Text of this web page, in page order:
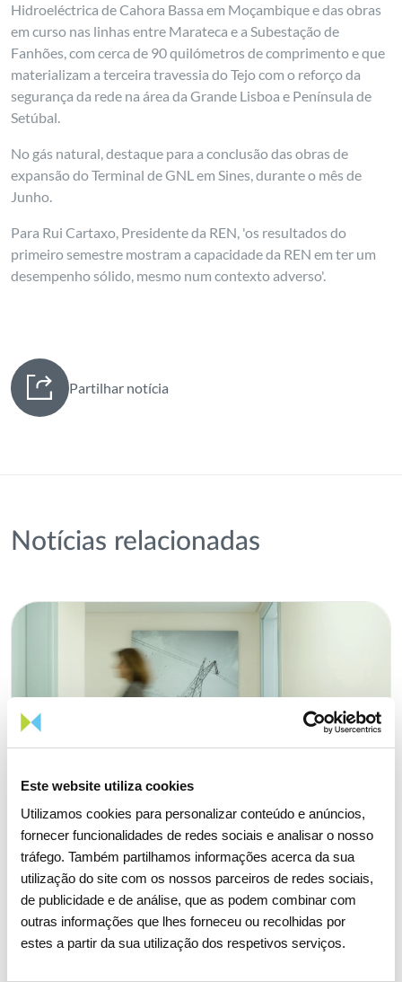
Este website utiliza cookies
Utilizamos cookies para personalizar conteúdo e anúncios,
fornecer funcionalidades de redes sociais e analisar o nosso
tráfego. Também partilhamos informações acerca da sua
utilização do site com os nossos parceiros de redes sociais,
de publicidade e de análise, que as podem combinar com
outras informações que lhes forneceu ou recolhidas por
estes a partir da sua utilização dos respetivos serviços.
Hidroeléctrica de Cahora Bassa em Moçambique e das obras
em curso nas linhas entre Marateca e a Subestação de
Fanhões, com cerca de 90 quilómetros de comprimento e que
materializam a terceira travessia do Tejo com o reforço da
segurança da rede na área da Grande Lisboa e Península de
Setúbal.
No gás natural, destaque para a conclusão das obras de
expansão do Terminal de GNL em Sines, durante o mês de
Junho.
Para Rui Cartaxo, Presidente da REN, 'os resultados do
primeiro semestre mostram a capacidade da REN em ter um
desempenho sólido, mesmo num contexto adverso'.
Partilhar notícia
Notícias relacionadas